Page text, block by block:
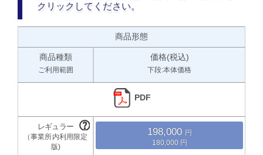
クリックしてください。
商品形態
商品種類
ご利用範囲
価格(税込)
下段:本体価格
PDF
198,000
180,000